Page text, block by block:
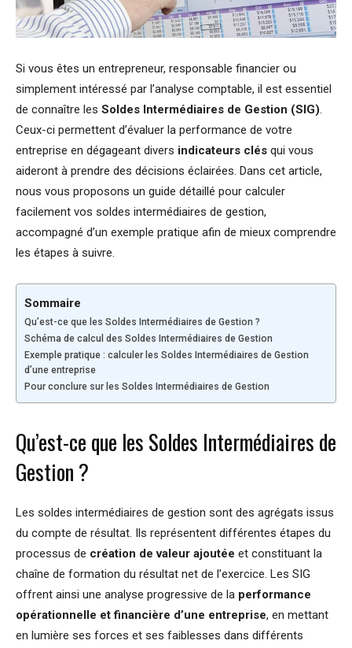
Si vous êtes un entrepreneur, responsable financier ou
simplement intéressé par l’analyse comptable, il est essentiel
de connaître les Soldes Intermédiaires de Gestion (SIG).
Ceux-ci permettent d’évaluer la performance de votre
entreprise en dégageant divers indicateurs clés qui vous
aideront à prendre des décisions éclairées. Dans cet article,
nous vous proposons un guide détaillé pour calculer
facilement vos soldes intermédiaires de gestion,
accompagné d’un exemple pratique afin de mieux comprendre
les étapes à suivre.
Sommaire
Qu’est-ce que les Soldes Intermédiaires de Gestion ?
Schéma de calcul des Soldes Intermédiaires de Gestion
Exemple pratique : calculer les Soldes Intermédiaires de Gestion
d’une entreprise
Pour conclure sur les Soldes Intermédiaires de Gestion
Qu’est-ce que les Soldes Intermédiaires de
Gestion ?
Les soldes intermédiaires de gestion sont des agrégats issus
du compte de résultat. Ils représentent différentes étapes du
processus de création de valeur ajoutée et constituant la
chaîne de formation du résultat net de l’exercice. Les SIG
offrent ainsi une analyse progressive de la performance
opérationnelle et financière d’une entreprise, en mettant
en lumière ses forces et ses faiblesses dans différents